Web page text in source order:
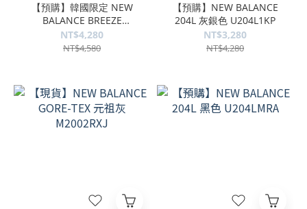
【預購】韓國限定 NEW
BALANCE BREEZE
FLATBREEZE 芭蕾舞鞋 4色
SD2601
NT$4,280
NT$4,580
【預購】NEW BALANCE
204L 灰銀色 U204L1KP
NT$3,280
NT$4,280